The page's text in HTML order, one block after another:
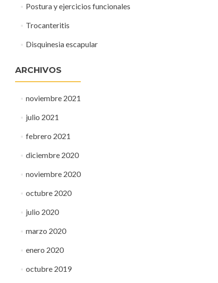
Postura y ejercicios funcionales
Trocanteritis
Disquinesia escapular
ARCHIVOS
noviembre 2021
julio 2021
febrero 2021
diciembre 2020
noviembre 2020
octubre 2020
julio 2020
marzo 2020
enero 2020
octubre 2019